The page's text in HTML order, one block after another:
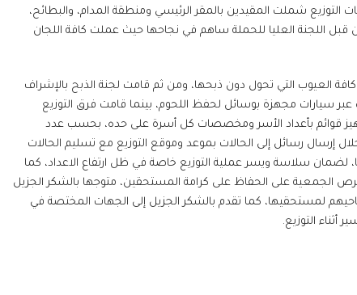
شملت المقيدين بالمقر الرئيسي ومنطقة المدام، والبطائح،
قبل اللجنة العليا للحملة ساهم في نجاحها حيث عملت كافة اللجان
التي تحول دون ذبحها، ومن ثم قامت لجنة الذبح بالإشراف
سيارات مجهزة بوسائل لحفظ اللحوم، بينما قامت فرق التوزيع
قوائم بأعداد الأسر ومخصصات كل أسرة على حده، بحسب عدد
إرسال رسائل إلى الحالات بموعد وموقع التوزيع مع تسليم الحالات
سلاسة ويسر عملية التوزيع خاصة في ظل ارتفاع الاعداد، كما
الجمعية على الحفاظ على كرامة المستحقين، متوجها بالشكر الجزيل
لمستحقيها، كما تقدم بالشكر الجزيل إلى الجهات المختصة في
التوزيع.